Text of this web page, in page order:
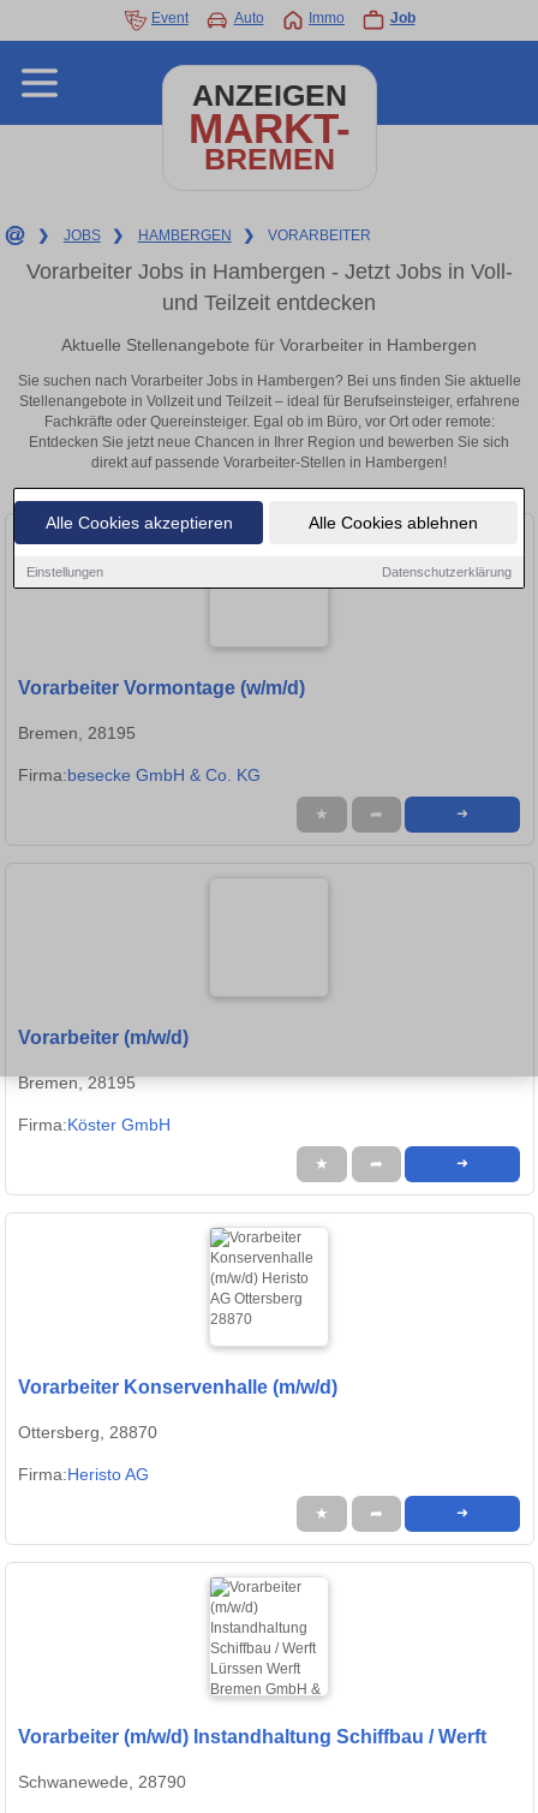
Alle Cookies akzeptieren Alle Cookies ablehnen
Einstellungen Datenschutzerklärung
Event Auto Immo Job
ANZEIGEN
MARKT-
BREMEN
❯ JOBS ❯ HAMBERGEN ❯ VORARBEITER
Vorarbeiter Jobs in Hambergen - Jetzt Jobs in Voll-
und Teilzeit entdecken
Aktuelle Stellenangebote für Vorarbeiter in Hambergen
Sie suchen nach Vorarbeiter Jobs in Hambergen? Bei uns finden Sie aktuelle
Stellenangebote in Vollzeit und Teilzeit – ideal für Berufseinsteiger, erfahrene
Fachkräfte oder Quereinsteiger. Egal ob im Büro, vor Ort oder remote:
Entdecken Sie jetzt neue Chancen in Ihrer Region und bewerben Sie sich
direkt auf passende Vorarbeiter-Stellen in Hambergen!
Vorarbeiter Vormontage (w/m/d)
Bremen, 28195
Firma:besecke GmbH & Co. KG
★ ➦ ➜
Vorarbeiter (m/w/d)
Bremen, 28195
Firma:Köster GmbH
★ ➦ ➜
Vorarbeiter Konservenhalle (m/w/d)
Ottersberg, 28870
Firma:Heristo AG
★ ➦ ➜
Vorarbeiter (m/w/d) Instandhaltung Schiffbau / Werft
Schwanewede, 28790